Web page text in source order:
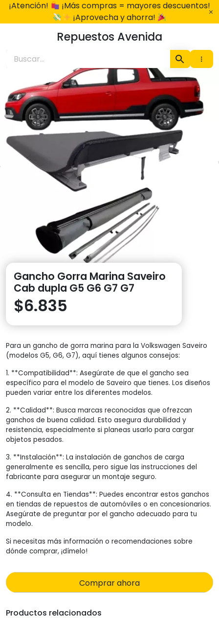
¡Atención!
¡Más compras = mayores descuentos!
¡Aprovecha y ahorra!
Repuestos Avenida
Gancho Gorra Marina Saveiro
Cab dupla G5 G6 G7 G7
$6.835
Para un gancho de gorra marina para la Volkswagen Saveiro
(modelos G5, G6, G7), aquí tienes algunos consejos:
1. **Compatibilidad**: Asegúrate de que el gancho sea
específico para el modelo de Saveiro que tienes. Los diseños
pueden variar entre los diferentes modelos.
2. **Calidad**: Busca marcas reconocidas que ofrezcan
ganchos de buena calidad. Esto asegura durabilidad y
resistencia, especialmente si planeas usarlo para cargar
objetos pesados.
3. **Instalación**: La instalación de ganchos de carga
generalmente es sencilla, pero sigue las instrucciones del
fabricante para asegurar un montaje seguro.
4. **Consulta en Tiendas**: Puedes encontrar estos ganchos
en tiendas de repuestos de automóviles o en concesionarios.
Asegúrate de preguntar por el gancho adecuado para tu
modelo.
Si necesitas más información o recomendaciones sobre
dónde comprar, ¡dímelo!
Comprar ahora
Productos relacionados